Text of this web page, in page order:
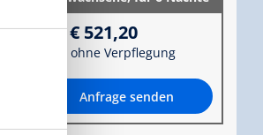
€ 521,20
ohne Verpflegung
Anfrage senden